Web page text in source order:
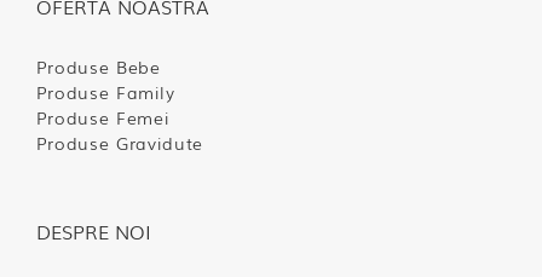
OFERTA NOASTRA
Produse Bebe
Produse Family
Produse Femei
Produse Gravidute
DESPRE NOI